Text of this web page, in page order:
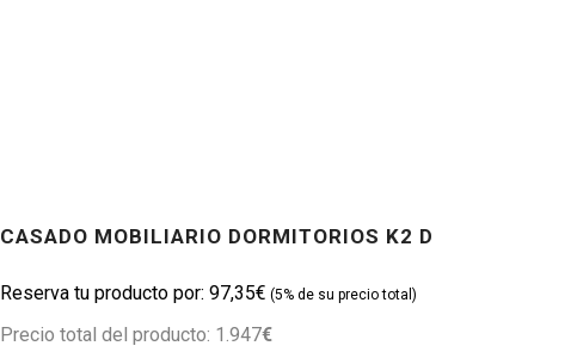
Productos
CASADO MOBILIARIO DORMITORIOS K2 D
97,35€
Precio total del producto: 1.947€